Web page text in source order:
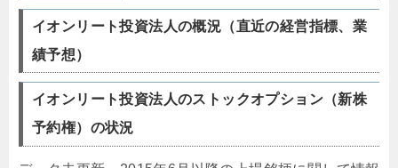
イオンリート投資法人の概況（直近の経営指標、業
績予想）
イオンリート投資法人のストックオプション（新株
予約権）の状況